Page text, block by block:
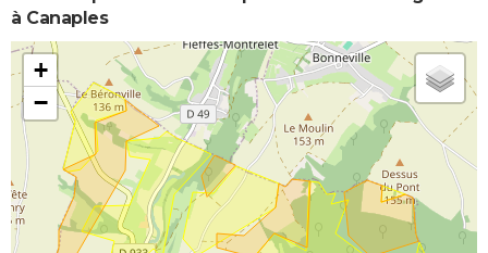
à Canaples
+
−